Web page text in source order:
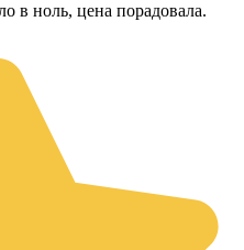
в ноль, цена порадовала.